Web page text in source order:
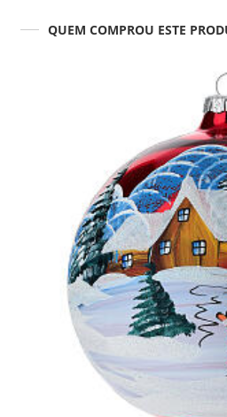
QUEM COMPROU ESTE